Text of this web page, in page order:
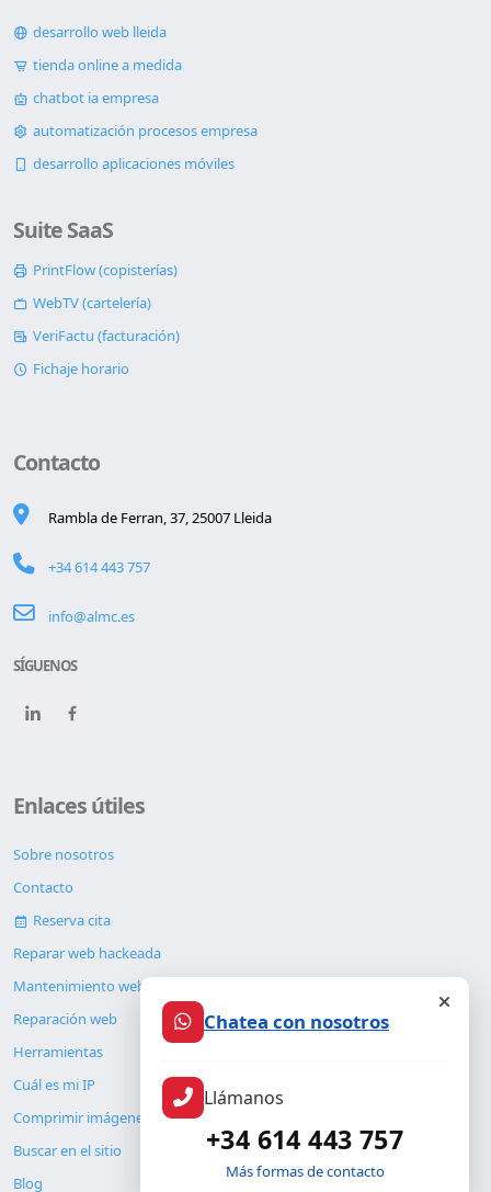
desarrollo web lleida
tienda online a medida
chatbot ia empresa
automatización procesos empresa
desarrollo aplicaciones móviles
Suite SaaS
PrintFlow (copisterías)
WebTV (cartelería)
VeriFactu (facturación)
Fichaje horario
Contacto
Rambla de Ferran, 37, 25007 Lleida
+34 614 443 757
info@almc.es
SÍGUENOS
Enlaces útiles
Sobre nosotros
Contacto
Reserva cita
Reparar web hackeada
Mantenimiento web
Reparación web
Herramientas
Cuál es mi IP
Comprimir imágenes
Buscar en el sitio
Blog
Chatea con nosotros
Llámanos
+34 614 443 757
Más formas de contacto